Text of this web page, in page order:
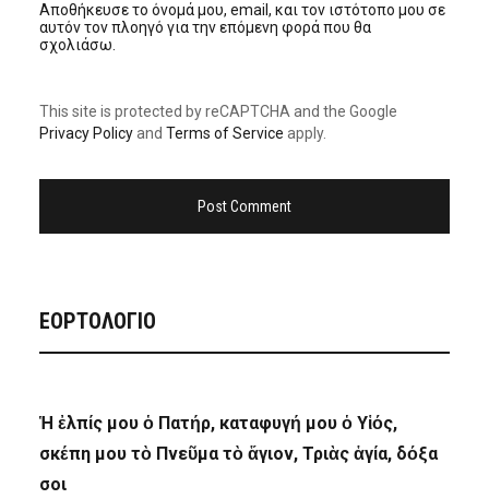
Αποθήκευσε το όνομά μου, email, και τον ιστότοπο μου σε
αυτόν τον πλοηγό για την επόμενη φορά που θα
σχολιάσω.
This site is protected by reCAPTCHA and the Google
Privacy Policyand Terms of Service apply.
ΕΟΡΤΟΛΟΓΙΟ
Ἡ ἐλπίς μου ὁ Πατήρ, καταφυγή μου ὁ Υἱός,
σκέπη μου τὸ Πνεῦμα τὸ ἅγιον, Τριὰς ἁγία, δόξα
σοι